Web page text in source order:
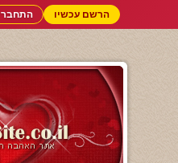
הרשם עכשיו התחבר